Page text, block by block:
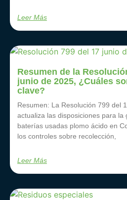
Leer Más
Resumen de la
junio de 2025, ¿Cuáles
clave?
Resumen: La Resolución 799 del
actualiza las disposiciones para la
baterías usadas plomo ácido en
los controles sobre recolección,
Leer Más